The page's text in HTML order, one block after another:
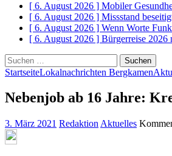
[ 6. August 2026 ] Mobiler
[ 6. August 2026 ] Missstand
[ 6. August 2026 ] Wenn Worte
[ 6. August 2026 ] Bürgerreise 2026
Suchen
nach:
StartseiteLokalnachrichten Bergkamen
Nebenjob ab 16 Jahre:
3. März 2021 Redaktion Aktuelles